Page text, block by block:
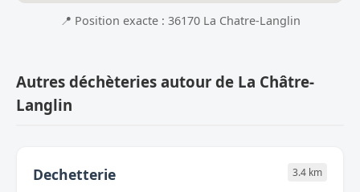
📍 Position exacte : 36170 La Chatre-Langlin
Autres déchèteries autour de La Châtre-
Langlin
Dechetterie 3.4 km